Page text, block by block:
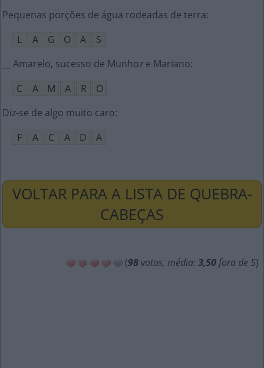
Pequenas porções de água rodeadas de terra:
L
A G O A
S
__ Amarelo, sucesso de Munhoz e Mariano:
C
A M A R
O
Diz-se de algo muito caro:
F
A C A D A
VOLTAR PARA A LISTA DE QUEBRA-
CABEÇAS
(98 votos, média: 3,50 fora de 5)